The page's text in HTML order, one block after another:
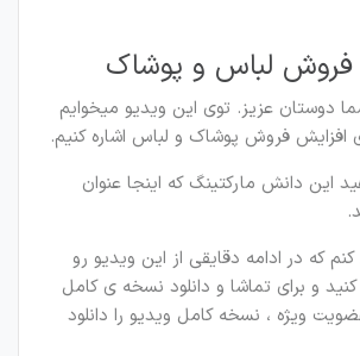
دوستان عزیز. توی این ویدیو میخوایم
این دانش مارکتینگ که اینجا عنوان
که در ادامه دقایقی از این ویدیو رو
و برای تماشا و دانلود نسخه ی کامل
ویژه ، نسخه کامل ویدیو را دانلود